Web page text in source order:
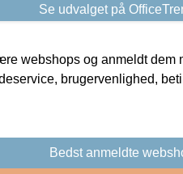
Se udvalget på
webshops og anmeldt dem
brugervenlighed,
Bedst anmeldte